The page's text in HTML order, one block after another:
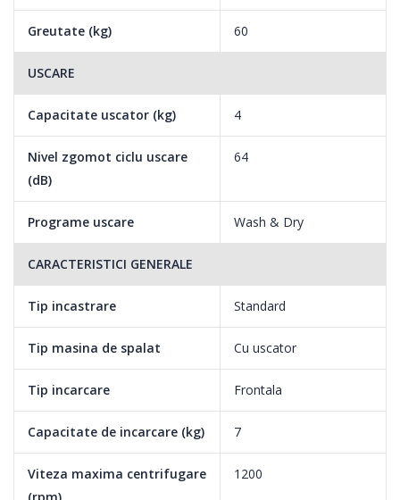
HomeWhiz
de spalat rufe
Cu ajutorul aplicatiei Homewhiz grija hainelor murdare nu ar mai
trebui sa fie pe lista ta de prioritati. Noile masini de spalat rufe
dotate cu HomeWhiz iti simplifica viata, iar tu detii controlul.
Acum poti selecta cu usurinta programele preferate cu ajutorul
aplicatiei si le poti monitoriza de la distanta.
Greutate (kg) 60
USCARE
Capacitate uscator (kg) 4
Nivel zgomot ciclu uscare
(dB)
64
Programe uscare Wash & Dry
CARACTERISTICI GENERALE
Tip incastrare Standard
Tip masina de spalat Cu uscator
Tip incarcare Frontala
Capacitate de incarcare (kg) 7
Viteza maxima centrifugare
1200